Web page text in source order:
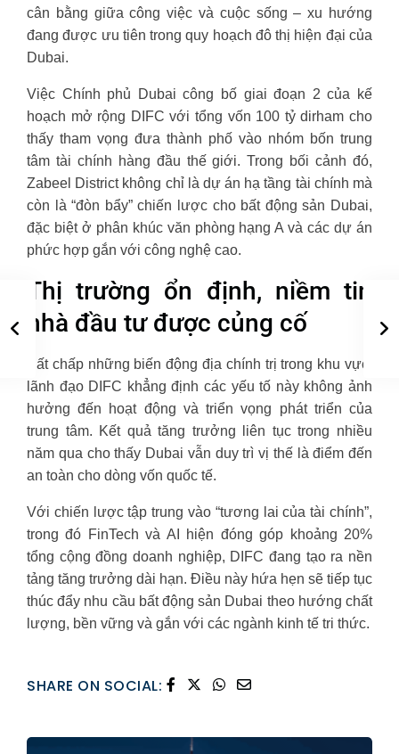
cân bằng giữa công việc và cuộc sống – xu hướng
đang được ưu tiên trong quy hoạch đô thị hiện đại của
Dubai.
Việc Chính phủ Dubai công bố giai đoạn 2 của kế
hoạch mở rộng DIFC với tổng vốn 100 tỷ dirham cho
thấy tham vọng đưa thành phố vào nhóm bốn trung
tâm tài chính hàng đầu thế giới. Trong bối cảnh đó,
Zabeel District không chỉ là dự án hạ tầng tài chính mà
còn là “đòn bẩy” chiến lược cho bất động sản Dubai,
đặc biệt ở phân khúc văn phòng hạng A và các dự án
phức hợp gắn với công nghệ cao.
Thị trường ổn định, niềm tin
nhà đầu tư được củng cố
Bất chấp những biến động địa chính trị trong khu vực,
lãnh đạo DIFC khẳng định các yếu tố này không ảnh
hưởng đến hoạt động và triển vọng phát triển của
trung tâm. Kết quả tăng trưởng liên tục trong nhiều
năm qua cho thấy Dubai vẫn duy trì vị thế là điểm đến
an toàn cho dòng vốn quốc tế.
Với chiến lược tập trung vào “tương lai của tài chính”,
trong đó FinTech và AI hiện đóng góp khoảng 20%
tổng cộng đồng doanh nghiệp, DIFC đang tạo ra nền
tảng tăng trưởng dài hạn. Điều này hứa hẹn sẽ tiếp tục
thúc đẩy nhu cầu bất động sản Dubai theo hướng chất
lượng, bền vững và gắn với các ngành kinh tế tri thức.
SHARE ON SOCIAL: